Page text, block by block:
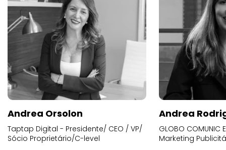
Andrea Orsolon
Taptap Digital - Presidente/ CEO / VP/
Sócio Proprietário/C-level
Andrea
GLOBO COMUNIC
Marketing